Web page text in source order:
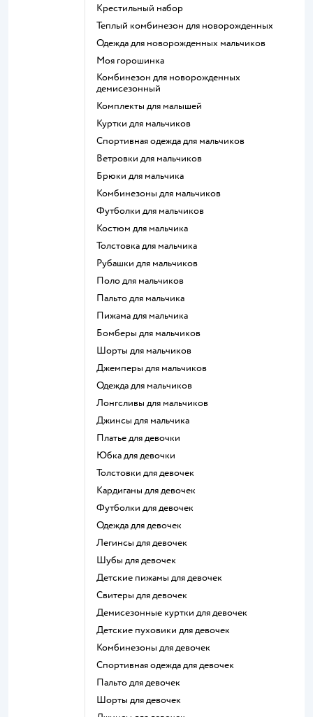
Крестильный набор
Теплый комбинезон для новорожденных
Одежда для новорожденных мальчиков
Моя горошинка
Комбинезон для новорожденных
демисезонный
Комплекты для малышей
Куртки для мальчиков
Спортивная одежда для мальчиков
Ветровки для мальчиков
Брюки для мальчика
Комбинезоны для мальчиков
Футболки для мальчиков
Костюм для мальчика
Толстовка для мальчика
Рубашки для мальчиков
Поло для мальчиков
Пальто для мальчика
Пижама для мальчика
Бомберы для мальчиков
Шорты для мальчиков
Джемперы для мальчиков
Одежда для мальчиков
Лонгсливы для мальчиков
Джинсы для мальчика
Платье для девочки
Юбка для девочки
Толстовки для девочек
Кардиганы для девочек
Футболки для девочек
Одежда для девочек
Легинсы для девочек
Шубы для девочек
Детские пижамы для девочек
Свитеры для девочек
Демисезонные куртки для девочек
Детские пуховики для девочек
Комбинезоны для девочек
Спортивная одежда для девочек
Пальто для девочек
Шорты для девочек